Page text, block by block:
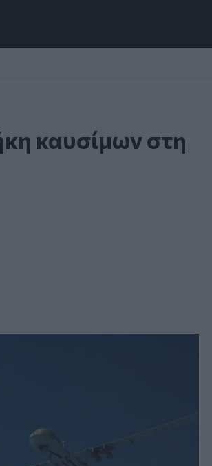
καυσίμων στη